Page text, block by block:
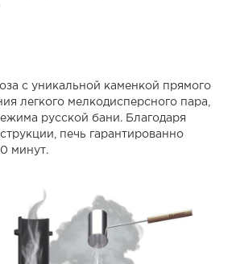
с уникальной каменкой прямого
легкого мелкодисперсного пара,
русской бани. Благодаря
печь гарантированно
минут.